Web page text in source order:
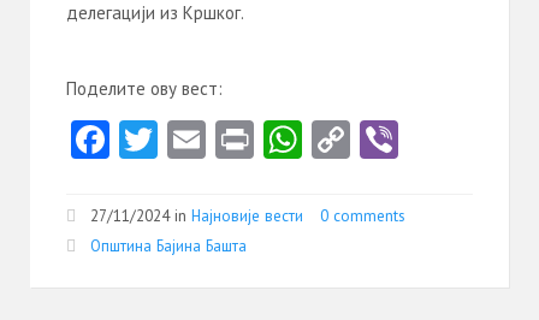
делегацији из Кршког.
Поделите ову вест:
Fa
b
o
o
T
itt
er
E
ai
l
Pr
t
W
ts
p
C
py
nk
er
27/11/2024 in Најновије вести
0 comments
Општина Бајина Башта